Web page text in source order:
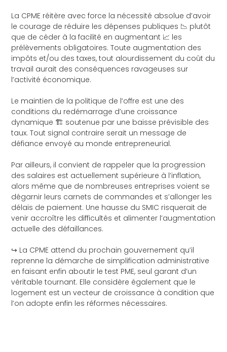
La CPME réitère avec force la nécessité absolue d’avoir
le courage de réduire les dépenses publiques 📉 plutôt
que de céder à la facilité en augmentant 📈 les
prélèvements obligatoires. Toute augmentation des
impôts et/ou des taxes, tout alourdissement du coût du
travail aurait des conséquences ravageuses sur
l’activité économique.
Le maintien de la politique de l’offre est une des
conditions du redémarrage d’une croissance
dynamique 🏗️ soutenue par une baisse prévisible des
taux. Tout signal contraire serait un message de
défiance envoyé au monde entrepreneurial.
Par ailleurs, il convient de rappeler que la progression
des salaires est actuellement supérieure à l’inflation,
alors même que de nombreuses entreprises voient se
dégarnir leurs carnets de commandes et s’allonger les
délais de paiement. Une hausse du SMIC risquerait de
venir accroître les difficultés et alimenter l’augmentation
actuelle des défaillances.
↪️ La CPME attend du prochain gouvernement qu’il
reprenne la démarche de simplification administrative
en faisant enfin aboutir le test PME, seul garant d’un
véritable tournant. Elle considère également que le
logement est un vecteur de croissance à condition que
l’on adopte enfin les réformes nécessaires.